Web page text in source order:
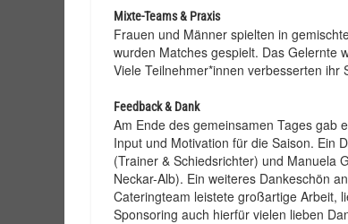
Mixte-Teams & Praxis
Frauen und Männer spielten in
wurden Matches gespielt. Das Gelernte
Viele Teilnehmer*innen verbesserten ihr
Feedback & Dank
Am Ende des gemeinsamen Tages gab
Input und Motivation für die Saison. Ein
(Trainer & Schiedsrichter) und Manuela
Neckar-Alb). Ein weiteres Dankeschön
Cateringteam leistete großartige Arbeit,
Sponsoring auch hierfür vielen lieben